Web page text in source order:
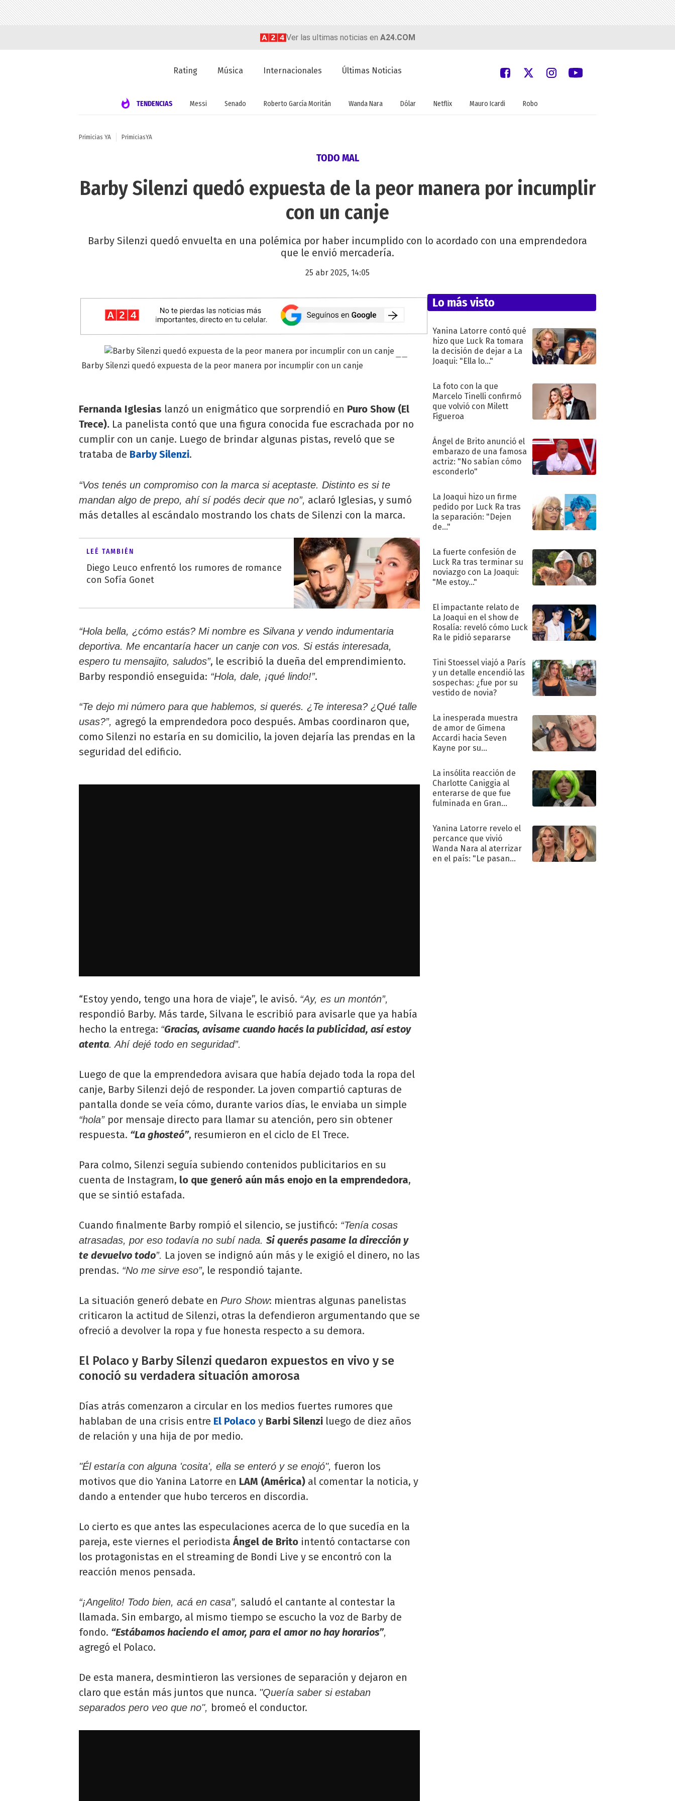
Ver las ultimas noticias en A24.COM
Rating Música Internacionales Últimas Noticias
TENDENCIAS Messi Senado Roberto García Moritán Wanda Nara Dólar Netflix Mauro Icardi Robo
Primicias YA PrimiciasYA
TODO MAL
Barby Silenzi quedó expuesta de la peor manera por incumplir
con un canje
Barby Silenzi quedó envuelta en una polémica por haber incumplido con lo acordado con una emprendedora
que le envió mercadería.
25 abr 2025, 14:05
Barby Silenzi quedó expuesta de la peor manera por incumplir con un canje
Fernanda Iglesias lanzó un enigmático que sorprendió en Puro Show (El
Trece). La panelista contó que una figura conocida fue escrachada por no
cumplir con un canje. Luego de brindar algunas pistas, reveló que se
trataba de Barby Silenzi.
“Vos tenés un compromiso con la marca si aceptaste. Distinto es si te
mandan algo de prepo, ahí sí podés decir que no”, aclaró Iglesias, y sumó
más detalles al escándalo mostrando los chats de Silenzi con la marca.
LEÉ TAMBIÉN
Diego Leuco enfrentó los rumores de romance
con Sofía Gonet
“Hola bella, ¿cómo estás? Mi nombre es Silvana y vendo indumentaria
deportiva. Me encantaría hacer un canje con vos. Si estás interesada,
espero tu mensajito, saludos”, le escribió la dueña del emprendimiento.
Barby respondió enseguida: “Hola, dale, ¡qué lindo!”.
“Te dejo mi número para que hablemos, si querés. ¿Te interesa? ¿Qué talle
usas?”, agregó la emprendedora poco después. Ambas coordinaron que,
como Silenzi no estaría en su domicilio, la joven dejaría las prendas en la
seguridad del edificio.
“Estoy yendo, tengo una hora de viaje”, le avisó. “Ay, es un montón”,
respondió Barby. Más tarde, Silvana le escribió para avisarle que ya había
hecho la entrega: “Gracias, avisame cuando hacés la publicidad, así estoy
atenta. Ahí dejé todo en seguridad”.
Luego de que la emprendedora avisara que había dejado toda la ropa del
canje, Barby Silenzi dejó de responder. La joven compartió capturas de
pantalla donde se veía cómo, durante varios días, le enviaba un simple
“hola” por mensaje directo para llamar su atención, pero sin obtener
respuesta. “La ghosteó”, resumieron en el ciclo de El Trece.
Para colmo, Silenzi seguía subiendo contenidos publicitarios en su
cuenta de Instagram, lo que generó aún más enojo en la emprendedora,
que se sintió estafada.
Cuando finalmente Barby rompió el silencio, se justificó: “Tenía cosas
atrasadas, por eso todavía no subí nada. Si querés pasame la dirección y
te devuelvo todo”. La joven se indignó aún más y le exigió el dinero, no las
prendas. “No me sirve eso”, le respondió tajante.
La situación generó debate en Puro Show: mientras algunas panelistas
criticaron la actitud de Silenzi, otras la defendieron argumentando que se
ofreció a devolver la ropa y fue honesta respecto a su demora.
El Polaco y Barby Silenzi quedaron expuestos en vivo y se
conoció su verdadera situación amorosa
Días atrás comenzaron a circular en los medios fuertes rumores que
hablaban de una crisis entre El Polaco y Barbi Silenzi luego de diez años
de relación y una hija de por medio.
"Él estaría con alguna 'cosita', ella se enteró y se enojó", fueron los
motivos que dio Yanina Latorre en LAM (América) al comentar la noticia, y
dando a entender que hubo terceros en discordia.
Lo cierto es que antes las especulaciones acerca de lo que sucedía en la
pareja, este viernes el periodistaÁngel de Brito intentó contactarse con
los protagonistas en el streaming de Bondi Live y se encontró con la
reacción menos pensada.
“¡Angelito! Todo bien, acá en casa”, saludó el cantante al contestar la
llamada. Sin embargo, al mismo tiempo se escucho la voz de Barby de
fondo. “Estábamos haciendo el amor, para el amor no hay horarios”,
agregó el Polaco.
De esta manera, desmintieron las versiones de separación y dejaron en
claro que están más juntos que nunca. "Quería saber si estaban
separados pero veo que no", bromeó el conductor.
Lo más visto
Yanina Latorre contó qué
hizo que Luck Ra tomara
la decisión de dejar a La
Joaqui: "Ella lo..."
La foto con la que
Marcelo Tinelli confirmó
que volvió con Milett
Figueroa
Ángel de Brito anunció el
embarazo de una famosa
actriz: "No sabían cómo
esconderlo"
La Joaqui hizo un firme
pedido por Luck Ra tras
la separación: "Dejen
de..."
La fuerte confesión de
Luck Ra tras terminar su
noviazgo con La Joaqui:
"Me estoy..."
El impactante relato de
La Joaqui en el show de
Rosalía: reveló cómo Luck
Ra le pidió separarse
Tini Stoessel viajó a París
y un detalle encendió las
sospechas: ¿fue por su
vestido de novia?
La inesperada muestra
de amor de Gimena
Accardi hacia Seven
Kayne por su
La insólita reacción de
Charlotte Caniggia al
enterarse de que fue
fulminada en Gran
Yanina Latorre revelo el
percance que vivió
Wanda Nara al aterrizar
en el país: "Le pasan